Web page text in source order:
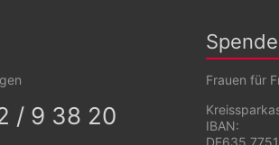
/ 9 38 20
Frauen für
IBAN:
DE635